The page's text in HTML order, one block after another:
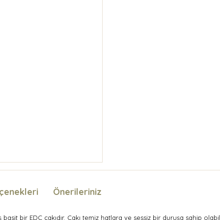
Önerileriniz
bir EDC çakıdır. Çakı temiz hatlara ve sessiz bir duruşa sahip